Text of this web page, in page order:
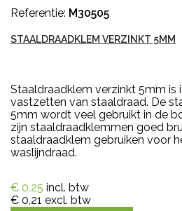
Referentie: M30505
STAALDRAADKLEM VERZINKT 5MM
Staaldraadklem verzinkt 5mm is
vastzetten van staaldraad. De
5mm wordt veel gebruikt in de
zijn staaldraadklemmen goed
staaldraadklem gebruiken voor
waslijndraad.
€ 0,25 incl. btw
€ 0,21 excl. btw